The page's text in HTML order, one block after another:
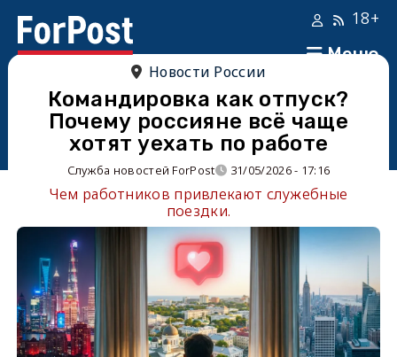
Меню
18+
Новости России
Командировка как отпуск?
Почему россияне всё чаще
хотят уехать по работе
Служба новостей ForPost 31/05/2026 - 17:16
Чем работников привлекают служебные
поездки.